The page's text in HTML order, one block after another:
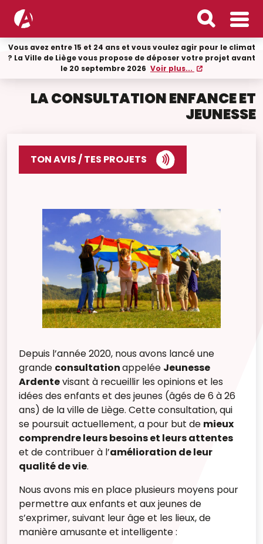
Vous avez entre 15 et 24 ans et vous voulez agir pour le climat
? La Ville de Liège vous propose de déposer votre projet avant
le 20 septembre 2026 Voir plus...
LA CONSULTATION ENFANCE ET
JEUNESSE
TON AVIS / TES PROJETS
Depuis l’année 2020, nous avons lancé une
grande consultationappelée Jeunesse
Ardentevisant à recueillir les opinions et les
idées des enfants et des jeunes (âgés de 6 à 26
ans) de la ville de Liège. Cette consultation, qui
se poursuit actuellement, a pour but de mieux
comprendre leurs besoins et leurs attentes
et de contribuer à l’amélioration de leur
qualité de vie.
Nous avons mis en place plusieurs moyens pour
permettre aux enfants et aux jeunes de
s’exprimer, suivant leur âge et les lieux, de
manière amusante et intelligente :